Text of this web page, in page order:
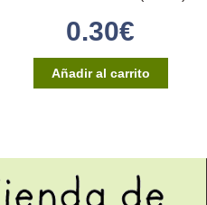
0.30€
Añadir al carrito